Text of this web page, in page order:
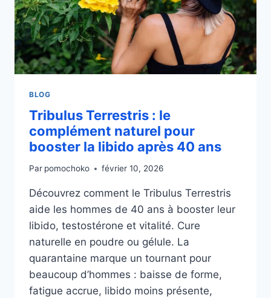
BLOG
Tribulus Terrestris : le
complément naturel pour
booster la libido après 40 ans
Par pomochoko février 10, 2026
Découvrez comment le Tribulus Terrestris
aide les hommes de 40 ans à booster leur
libido, testostérone et vitalité. Cure
naturelle en poudre ou gélule. La
quarantaine marque un tournant pour
beaucoup d’hommes : baisse de forme,
fatigue accrue, libido moins présente,